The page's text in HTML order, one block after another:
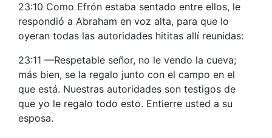
23:10 Como Efrón estaba sentado entre ellos, le
respondió a Abraham en voz alta, para que lo
oyeran todas las autoridades hititas allí reunidas:
23:11 —Respetable señor, no le vendo la cueva;
más bien, se la regalo junto con el campo en el
que está. Nuestras autoridades son testigos de
que yo le regalo todo esto. Entierre usted a su
esposa.